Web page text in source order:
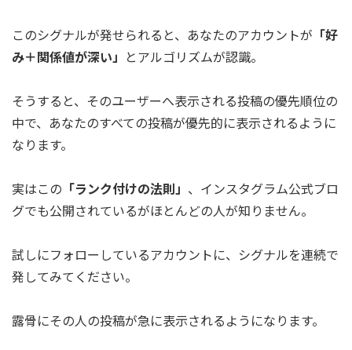
このシグナルが発せられると、あなたのアカウントが 「好
み＋関係値が深い」
とアルゴリズムが認識。
そうすると、そのユーザーへ表示される投稿の優先順位の
中で、あなたのすべての投稿が優先的に表示されるように
なります。
実はこの 「ランク付けの法則」 、インスタグラム公式ブロ
グでも公開されているがほとんどの人が知りません。
試しにフォローしているアカウントに、シグナルを連続で
発してみてください。
露骨にその人の投稿が急に表示されるようになります。